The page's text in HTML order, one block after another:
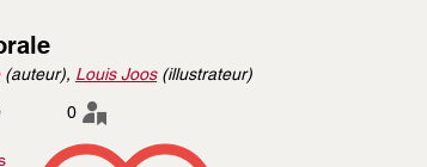
(auteur), Louis Joos(illustrateur)
0